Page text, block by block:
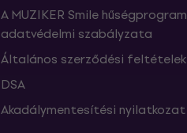
A MUZIKER Smile hűségprogram
adatvédelmi szabályzata
Általános szerződési feltételek
DSA
Akadálymentesítési nyilatkozat